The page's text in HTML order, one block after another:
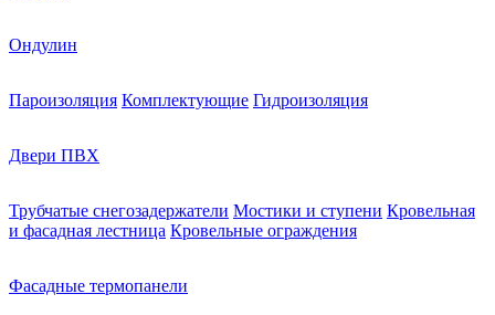
Ондулин
Пароизоляция Комплектующие Гидроизоляция
Двери ПВХ
Трубчатые снегозадержатели Мостики и ступени Кровельная
и фасадная лестница Кровельные ограждения
Фасадные термопанели